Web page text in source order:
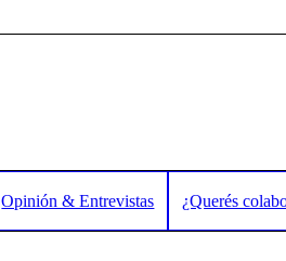
Opinión & Entrevistas ¿Querés